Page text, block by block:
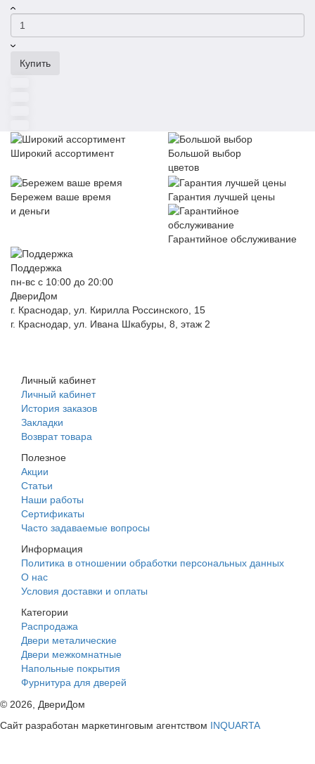
Купить
Широкий ассортимент
Большой выбор
цветов
Бережем ваше время
и деньги
Гарантия лучшей цены
Гарантийное обслуживание
Поддержка
пн-вс с 10:00 до 20:00
ДвериДом
г. Краснодар, ул. Кирилла Россинского, 15
г. Краснодар, ул. Ивана Шкабуры, 8, этаж 2
Личный кабинет
Личный кабинет
История заказов
Закладки
Возврат товара
Полезное
Акции
Статьи
Наши работы
Сертификаты
Часто задаваемые вопросы
Информация
Политика в отношении обработки персональных данных
О нас
Условия доставки и оплаты
Категории
Распродажа
Двери металические
Двери межкомнатные
Напольные покрытия
Фурнитура для дверей
© 2026 , ДвериДом
Сайт разработан маркетинговым агентством INQUARTA